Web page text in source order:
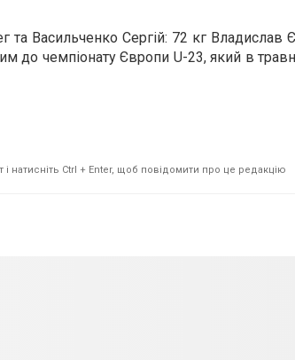
та Васильченко Сергій: 72 кг Владислав
до чемпіонату Європи U-23, який в
натисніть Ctrl + Enter, щоб повідомити про це редакцію